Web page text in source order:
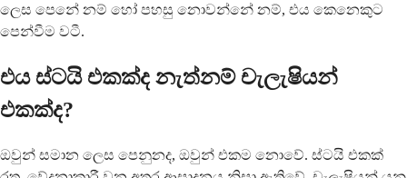
ලෙස පෙනේ නම් හෝ පහසු නොවන්නේ නම්, එය කෙනෙකුට
පෙන්වීම වටී.
එය ස්ටයි එකක්ද නැත්නම් චැලැෂියන්
එකක්ද?
ඔවුන් සමාන ලෙස පෙනුනද, ඔවුන් එකම නොවේ. ස්ටයි එකක්